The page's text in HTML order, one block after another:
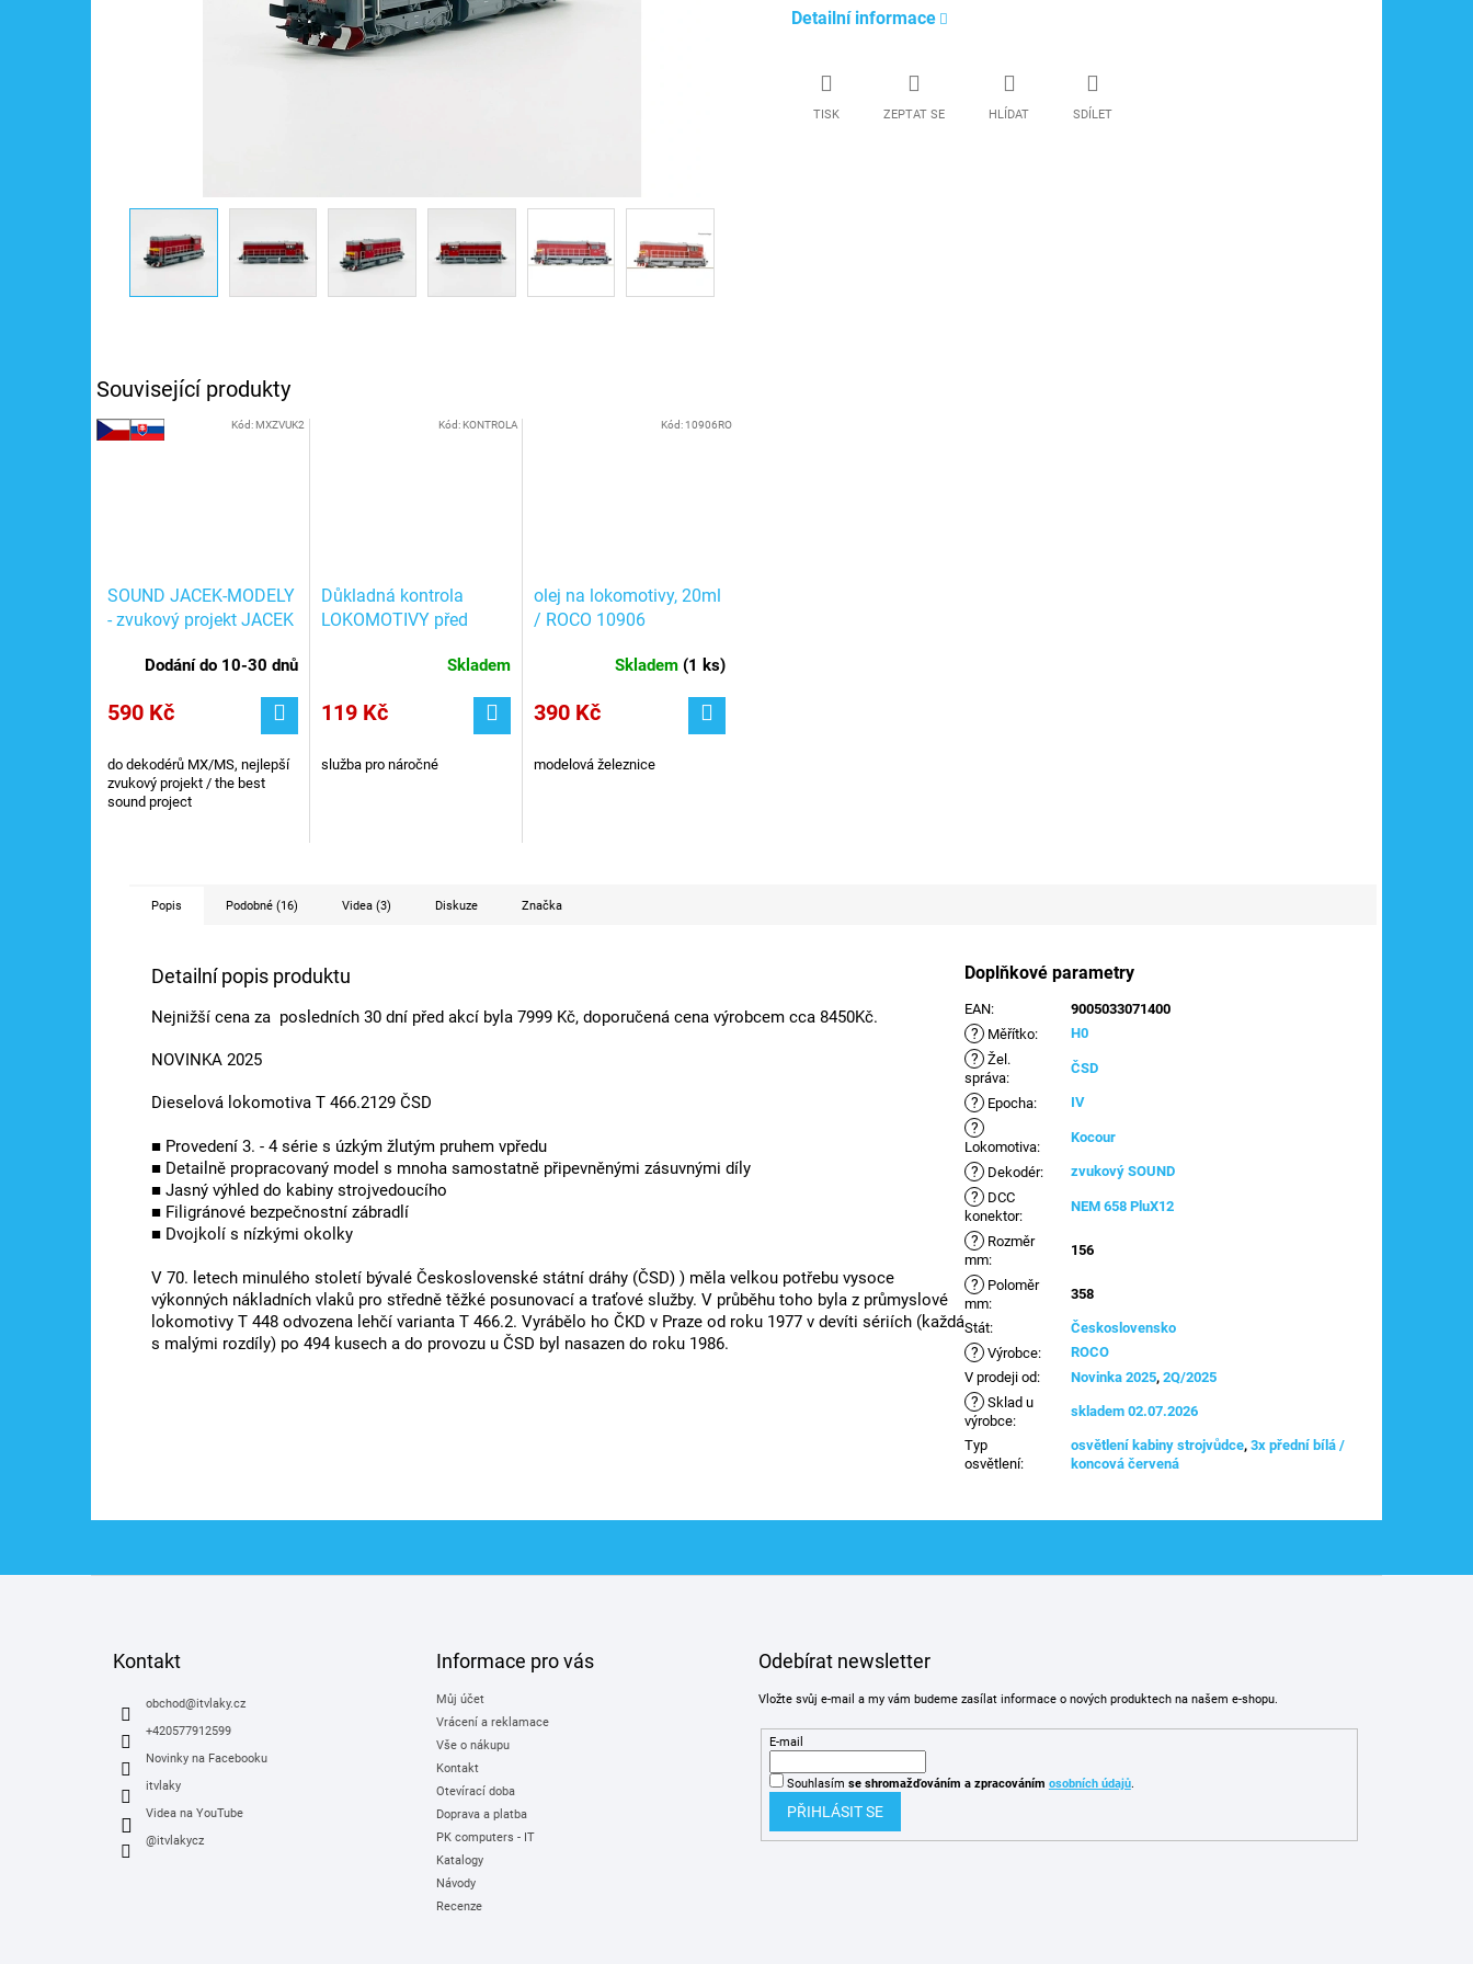
Detailní informace
TISK ZEPTAT SE HLÍDAT SDÍLET
Související produkty
SOUND JACEK-MODELY
- zvukový projekt JACEK
Dodání do 10-30 dnů
590 Kč
do dekodérů MX/MS, nejlepší
zvukový projekt / the best
sound project
Kód:MXZVUK2
Důkladná kontrola
LOKOMOTIVY před
Skladem
119 Kč
služba pro náročné
Kód:KONTROLA
olej na lokomotivy, 20ml
/ ROCO 10906
Skladem (1 ks)
390 Kč
modelová železnice
Kód: 10906RO
Popis Podobné (16) Videa (3) Diskuze Značka
Detailní popis produktu
Nejnižší cena za posledních 30 dní před akcí byla 7999 Kč, doporučená cena výrobcem cca 8450Kč.
NOVINKA 2025
Dieselová lokomotiva T 466.2129 ČSD
■ Provedení 3. - 4 série s úzkým žlutým pruhem vpředu
■ Detailně propracovaný model s mnoha samostatně připevněnými zásuvnými díly
■ Jasný výhled do kabiny strojvedoucího
■ Filigránové bezpečnostní zábradlí
■ Dvojkolí s nízkými okolky
V 70. letech minulého století bývalé Československé státní dráhy (ČSD) ) měla velkou potřebu vysoce
výkonných nákladních vlaků pro středně těžké posunovací a traťové služby. V průběhu toho byla z průmyslové
lokomotivy T 448 odvozena lehčí varianta T 466.2. Vyrábělo ho ČKD v Praze od roku 1977 v devíti sériích (každá
s malými rozdíly) po 494 kusech a do provozu u ČSD byl nasazen do roku 1986.
Doplňkové parametry
EAN: 9005033071400
? Měřítko: H0
? Žel.
správa:
ČSD
? Epocha: IV
?
Lokomotiva:
Kocour
? Dekodér: zvukový SOUND
?
DCC
konektor:
NEM 658 PluX12
?
Rozměr
mm:
156
?
Poloměr
mm:
358
Stát: Československo
? Výrobce:
ROCO
V prodeji od: Novinka 2025,2Q/2025
? Sklad u
výrobce:
skladem 02.07.2026
Typ
osvětlení:
osvětlení kabiny strojvůdce,3x přední bílá /
koncová červená
Kontakt
obchod@itvlaky.cz
+420577912599
Novinky na Facebooku
itvlaky
Videa na YouTube
@itvlakycz
Informace pro vás
Můj účet
Vrácení a reklamace
Vše o nákupu
Kontakt
Otevírací doba
Doprava a platba
PK computers - IT
Katalogy
Návody
Recenze
Odebírat newsletter
Vložte svůj e-mail a my vám budeme zasílat informace o nových produktech na našem e-shopu.
E-mail
Souhlasím se shromažďováním a zpracováním osobních údajů.
PŘIHLÁSIT SE